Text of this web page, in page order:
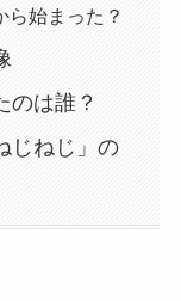
ら始まった？
のは誰？
じねじ」の